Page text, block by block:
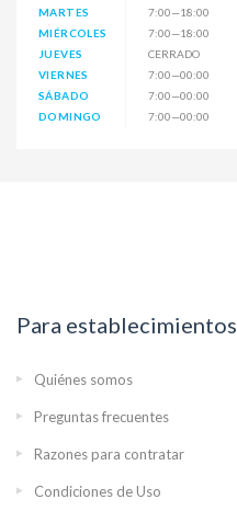
MARTES
7:00—18:00
MIÉRCOLES
7:00—18:00
JUEVES
CERRADO
VIERNES
7:00—00:00
SÁBADO
7:00—00:00
DOMINGO
7:00—00:00
Para establecimientos
Quiénes somos
Preguntas frecuentes
Razones para contratar
Condiciones de Uso